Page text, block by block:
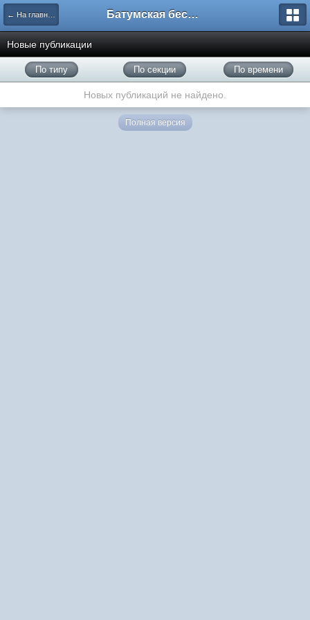
← На главную Батумская беседка
Новые публикации
По типу По секции По времени
Новых публикаций не найдено.
Полная версия